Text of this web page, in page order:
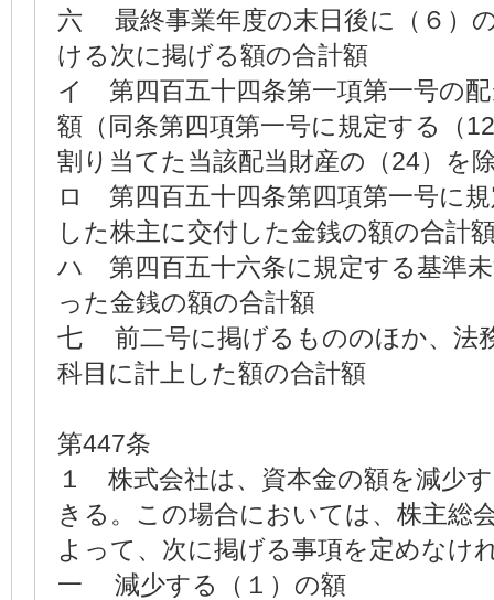
六 最終事業年度の末日後に（６）
ける次に掲げる額の合計額
イ 第四百五十四条第一項第一号の
額（同条第四項第一号に規定する（
割り当てた当該配当財産の（24）を
ロ 第四百五十四条第四項第一号に
した株主に交付した金銭の額の合計
ハ 第四百五十六条に規定する基準
った金銭の額の合計額
七 前二号に掲げるもののほか、法
科目に計上した額の合計額
第447条
１ 株式会社は、資本金の額を減少
きる。この場合においては、株主
よって、次に掲げる事項を定めなけ
一 減少する（１）の額